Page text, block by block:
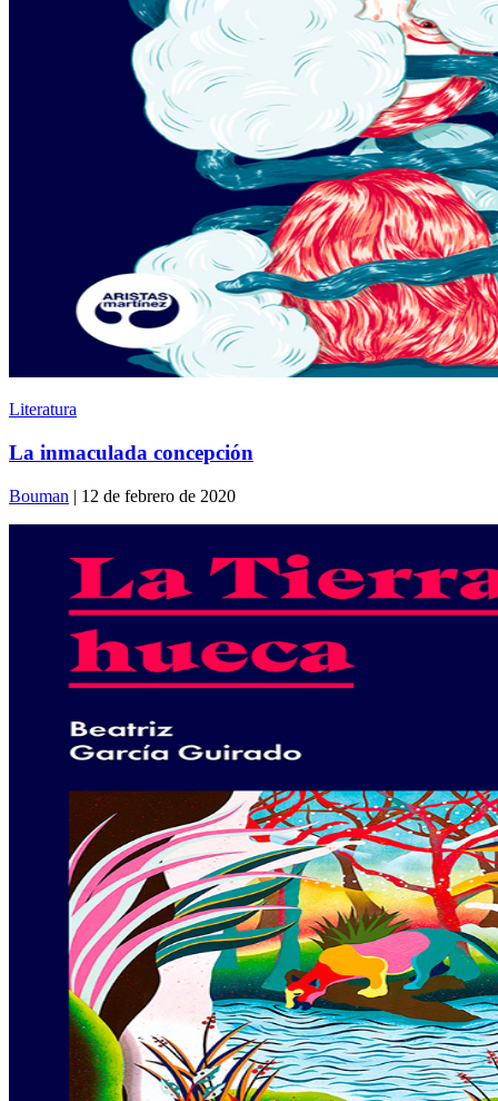
Literatura
La inmaculada concepción
Bouman | 12 de febrero de 2020